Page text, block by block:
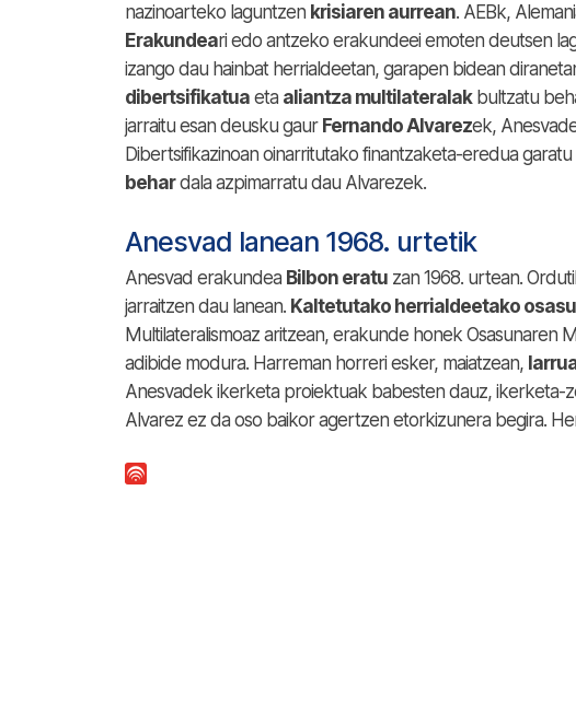
nazinoarteko laguntzen krisiaren aurrean. AEBk,
Erakundeari edo antzeko erakundeei emoten deutsen
izango dau hainbat herrialdeetan, garapen bidean
dibertsifikatua eta aliantza multilateralakbultzatu
jarraitu esan deusku gaur Fernando Alvarezek,
Dibertsifikazinoan oinarritutako finantzaketa-eredua
behardala azpimarratu dau Alvarezek.
Anesvad lanean 1968. urtetik
Anesvad erakundea Bilbon eratu zan 1968. urtean.
jarraitzen dau lanean. Kaltetutako herrialdeetako
Multilateralismoaz aritzean, erakunde honek
adibide modura. Harreman horreri esker, maiatzean,
Anesvadek ikerketa proiektuak babesten dauz, ikerketa-
Alvarez ez da oso baikor agertzen etorkizunera begira.